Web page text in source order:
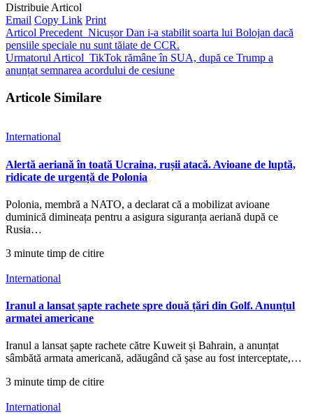
Distribuie Articol
Email Copy Link Print
Articol Precedent Nicușor Dan i-a stabilit soarta lui Bolojan dacă
pensiile speciale nu sunt tăiate de CCR.
Urmatorul Articol TikTok rămâne în SUA, după ce Trump a
anunțat semnarea acordului de cesiune
Articole Similare
International
Alertă aeriană în toată Ucraina, rușii atacă. Avioane de luptă,
ridicate de urgență de Polonia
Polonia, membră a NATO, a declarat că a mobilizat avioane
duminică dimineața pentru a asigura siguranța aeriană după ce
Rusia…
3 minute timp de citire
International
Iranul a lansat șapte rachete spre două țări din Golf. Anunțul
armatei americane
Iranul a lansat șapte rachete către Kuweit și Bahrain, a anunțat
sâmbătă armata americană, adăugând că șase au fost interceptate,…
3 minute timp de citire
International